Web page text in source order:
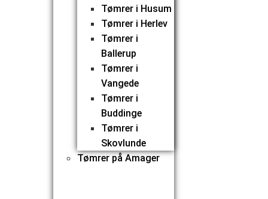
Tømrer i Husum
Tømrer i Herlev
Tømrer i
Ballerup
Tømrer i
Vangede
Tømrer i
Buddinge
Tømrer i
Skovlunde
Tømrer på Amager